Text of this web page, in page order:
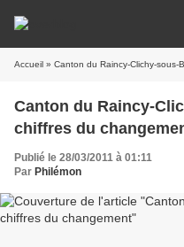
Accueil » Canton du Raincy-Clichy-
Canton du Raincy-
chiffres du
Publié le 28/03/2011 à 01:11
Par Philémon